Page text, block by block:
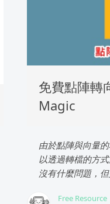
免費點陣轉
Magic
由於點陣與向量
以透過轉檔的方
沒有什麼問題，
Free Resource